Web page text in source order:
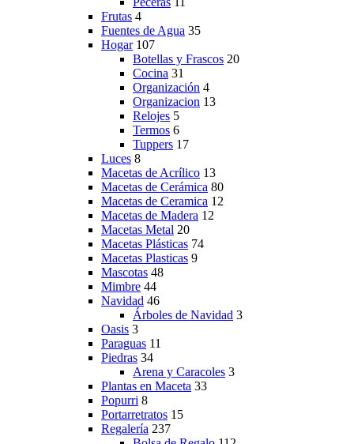
Frutas 4
Fuentes de Agua 35
Hogar 107
Botellas y Frascos 20
Cocina 31
Organización 4
Organizacion 13
Relojes 5
Termos 6
Tuppers 17
Luces 8
Macetas de Acrílico 13
Macetas de Cerámica 80
Macetas de Ceramica 12
Macetas de Madera 12
Macetas Metal 20
Macetas Plásticas 74
Macetas Plasticas 9
Mascotas 48
Mimbre 44
Navidad 46
Árboles de Navidad 3
Oasis 3
Paraguas 11
Piedras 34
Arena y Caracoles 3
Plantas en Maceta 33
Popurri 8
Portarretratos 15
Regalería 237